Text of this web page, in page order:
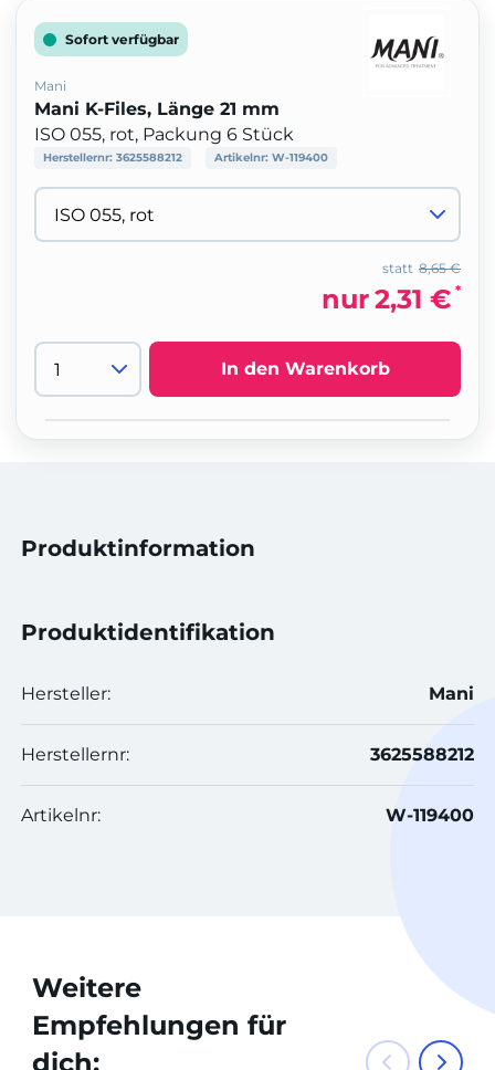
Sofort verfügbar
Mani
Mani K-Files, Länge 21 mm
ISO 055, rot, Packung 6 Stück
Herstellernr: 3625588212 Artikelnr: W-119400
8,65 €
statt
nur2,31 € *
In den Warenkorb
Produktinformation
Produktidentifikation
Hersteller: Mani
Herstellernr: 3625588212
Artikelnr: W-119400
Weitere
Empfehlungen für
dich: